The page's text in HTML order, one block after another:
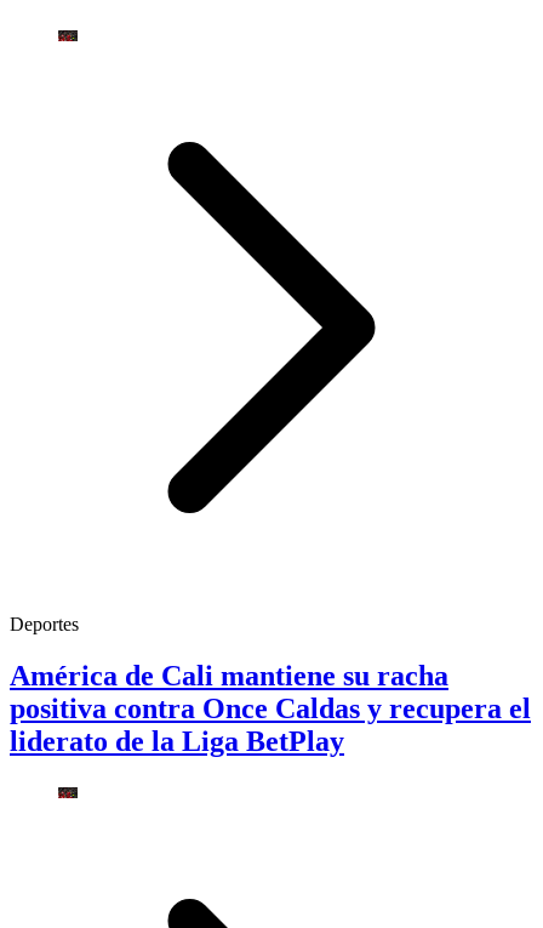
Deportes
América de Cali mantiene su racha
positiva contra Once Caldas y recupera el
liderato de la Liga BetPlay